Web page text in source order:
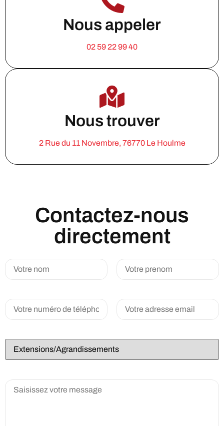
Nous appeler
02 59 22 99 40
Nous trouver
2 Rue du 11 Novembre, 76770 Le Houlme
Contactez-nous
directement